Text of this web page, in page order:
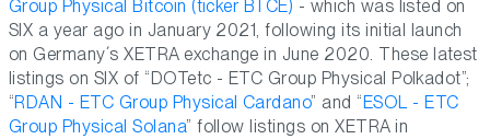
Group Physical Bitcoin (ticker BTCE) - which was listed on
SIX a year ago in January 2021, following its initial launch
on Germany´s XETRA exchange in June 2020. These latest
listings on SIX of “DOTetc - ETC Group Physical Polkadot”;
“RDAN - ETC Group Physical Cardano” and “ ESOL - ETC
Group Physical Solana” follow listings on XETRA in